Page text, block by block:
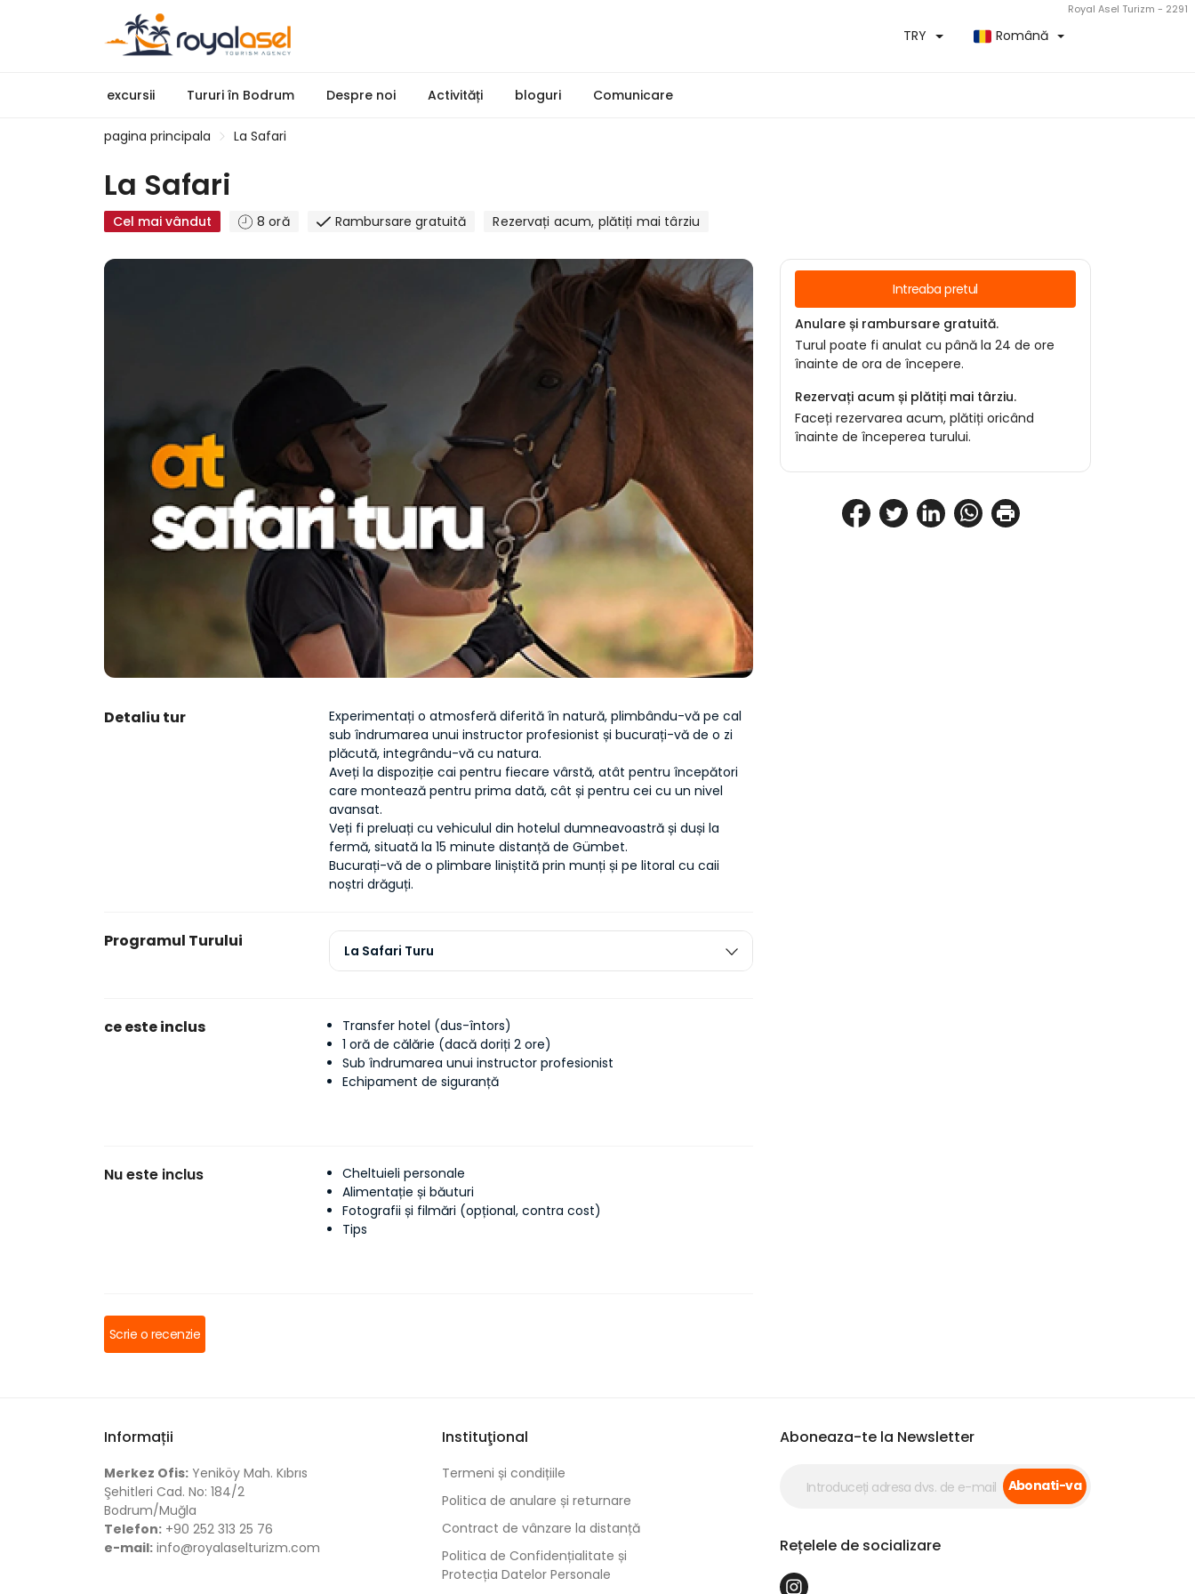
Royal Asel Turizm - 2291
TRY Română
excursii Tururi în Bodrum Despre noi Activități bloguri Comunicare
pagina principala La Safari
La Safari
Cel mai vândut 8 oră Rambursare gratuită Rezervați acum, plătiți mai târziu
Detaliu tur
Experimentați o atmosferă diferită în natură, plimbându-vă pe cal
sub îndrumarea unui instructor profesionist și bucurați-vă de o zi
plăcută, integrându-vă cu natura.
Aveți la dispoziție cai pentru fiecare vârstă, atât pentru începători
care montează pentru prima dată, cât și pentru cei cu un nivel
avansat.
Veți fi preluați cu vehiculul din hotelul dumneavoastră și duși la
fermă, situată la 15 minute distanță de Gümbet.
Bucurați-vă de o plimbare liniștită prin munți și pe litoral cu caii
noștri drăguți.
Programul Turului La Safari Turu
ce este inclus
Transfer hotel (dus-întors)
1 oră de călărie (dacă doriți 2 ore)
Sub îndrumarea unui instructor profesionist
Echipament de siguranță
Nu este inclus
Cheltuieli personale
Alimentație și băuturi
Fotografii și filmări (opțional, contra cost)
Tips
Scrie o recenzie
Intreaba pretul
Anulare și rambursare gratuită.
Turul poate fi anulat cu până la 24 de ore
înainte de ora de începere.
Rezervați acum și plătiți mai târziu.
Faceți rezervarea acum, plătiți oricând
înainte de începerea turului.
Informații
Merkez Ofis: Yeniköy Mah. Kıbrıs
Şehitleri Cad. No: 184/2
Bodrum/Muğla
Telefon: +90 252 313 25 76
e-mail: info@royalaselturizm.com
Instituţional
Termeni și condițiile
Politica de anulare și returnare
Contract de vânzare la distanță
Politica de Confidențialitate și
Protecția Datelor Personale
Aboneaza-te la Newsletter
Abonati-va
Rețelele de socializare